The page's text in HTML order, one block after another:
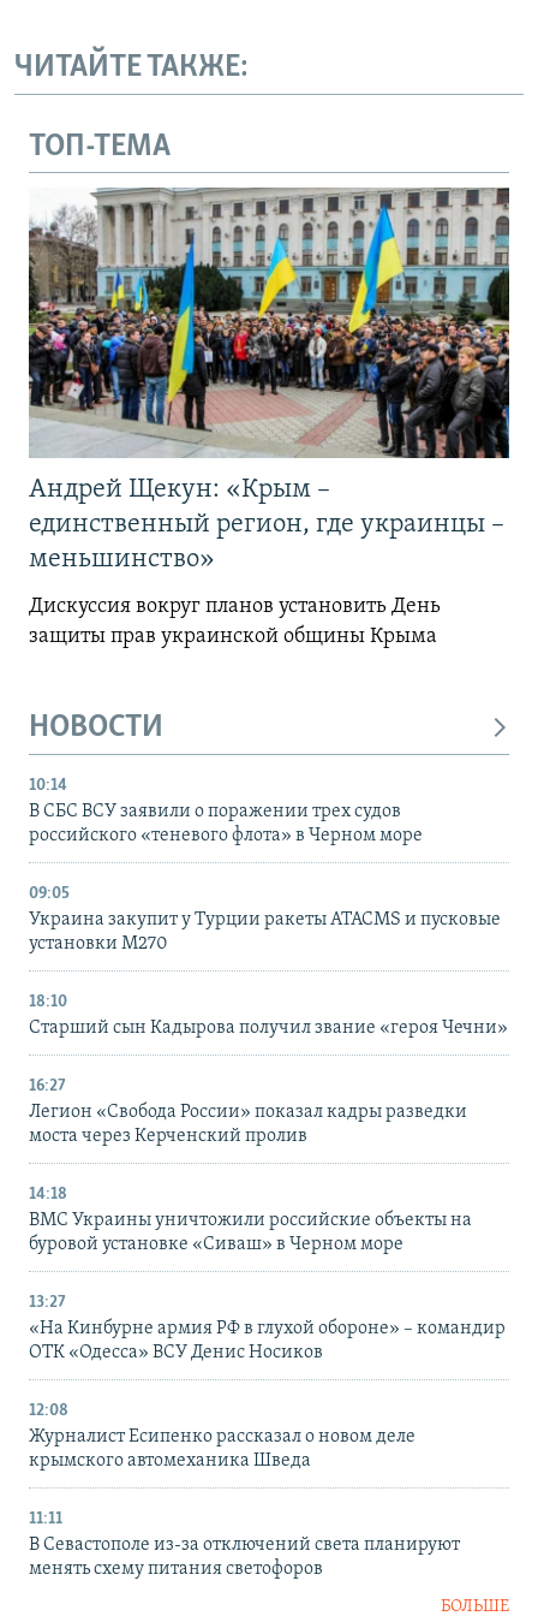
ЧИТАЙТЕ ТАКЖЕ:
ТОП-ТЕМА
Андрей Щекун: «Крым –
единственный регион, где украинцы –
меньшинство»
Дискуссия вокруг планов установить День
защиты прав украинской общины Крыма
НОВОСТИ
10:14
В СБС ВСУ заявили о поражении трех судов
российского «теневого флота» в Черном море
09:05
Украина закупит у Турции ракеты ATACMS и пусковые
установки M270
18:10
Старший сын Кадырова получил звание «героя Чечни»
16:27
Легион «Свобода России» показал кадры разведки
моста через Керченский пролив
14:18
ВМС Украины уничтожили российские объекты на
буровой установке «Сиваш» в Черном море
13:27
«На Кинбурне армия РФ в глухой обороне» – командир
ОТК «Одесса» ВСУ Денис Носиков
12:08
Журналист Есипенко рассказал о новом деле
крымского автомеханика Шведа
11:11
В Севастополе из-за отключений света планируют
менять схему питания светофоров
БОЛЬШЕ